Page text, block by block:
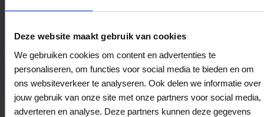
Deze website maakt gebruik van cookies
We gebruiken cookies om content en advertenties te
personaliseren, om functies voor social media te bieden en om
ons websiteverkeer te analyseren. Ook delen we informatie over
jouw gebruik van onze site met onze partners voor social media,
adverteren en analyse. Deze partners kunnen deze gegevens
Het Juweliers Huis Krul
Geerlaan 5-7
2981AP RIDDERKERK
Veelgestelde Vragen